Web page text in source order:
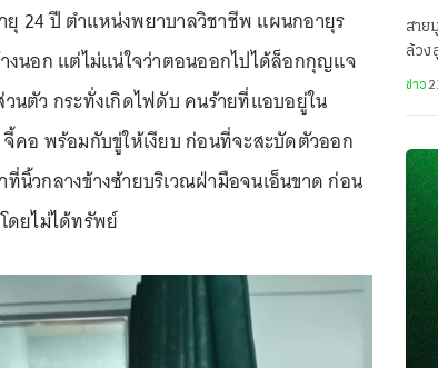
24 ปี ตำแหน่งพยาบาลวิชาชีพ แผนกอายุร
งนอก แต่ไม่แน่ใจว่าตอนออกไปได้ล็อกกุญแจ
นตัว กระทั่งเกิดไฟดับ คนร้ายที่แอบอยู่ใน
คอ พร้อมกับขู่ให้เงียบ ก่อนที่จะสะบัดตัวออก
นิ้วกลางข้างซ้ายบริเวณฝ่ามือจนเอ็นขาด ก่อน
ดยไม่ได้ทรัพย์
สาย
ล้วง
ตรง
ข่าว